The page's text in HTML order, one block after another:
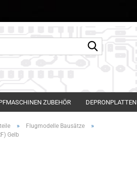
ZUBEHÖR DEPRONPLATTEN
» Flugmodelle Bausätze »
Gelb